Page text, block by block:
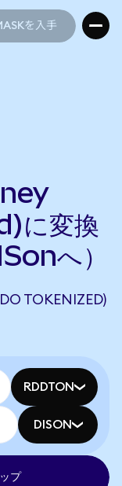
を入手
に変換
へ）
TOKENIZED)
RDDTON
DISON
プ